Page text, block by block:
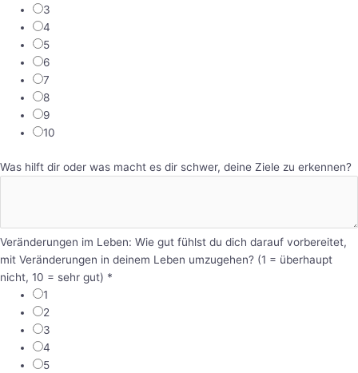
3
4
5
6
7
8
9
10
Was hilft dir oder was macht es dir schwer, deine Ziele zu erkennen?
Veränderungen im Leben: Wie gut fühlst du dich darauf vorbereitet,
mit Veränderungen in deinem Leben umzugehen? (1 = überhaupt
nicht, 10 = sehr gut) *
1
2
3
4
5